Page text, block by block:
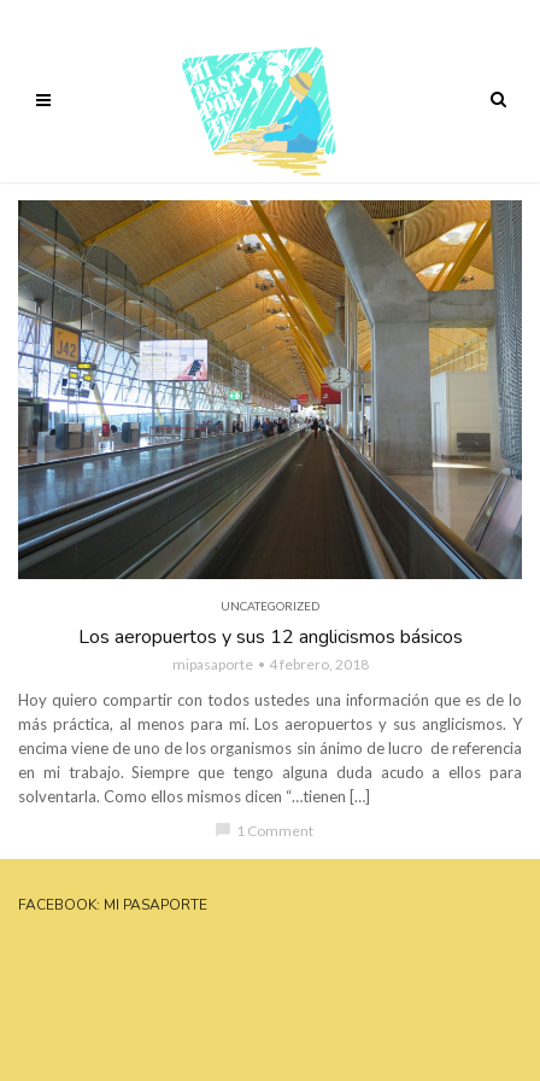
UNCATEGORIZED
Los aeropuertos y sus 12 anglicismos básicos
mipasaporte 4 febrero, 2018
Hoy quiero compartir con todos ustedes una información que es de lo
más práctica, al menos para mí. Los aeropuertos y sus anglicismos. Y
encima viene de uno de los organismos sin ánimo de lucro de referencia
en mi trabajo. Siempre que tengo alguna duda acudo a ellos para
solventarla. Como ellos mismos dicen “…tienen […]
1 Comment
FACEBOOK: MI PASAPORTE